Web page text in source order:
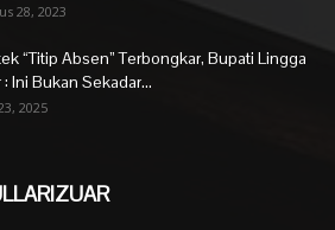
28, 2023
“Titip Absen” Terbongkar, Bupati Lingga
: Ini Bukan Sekadar...
2025